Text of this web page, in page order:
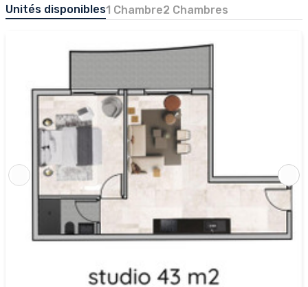
Unités disponibles1 Chambre2 Chambres